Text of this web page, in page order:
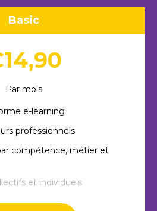
Basic
Par mois
e-learning
professionnels
compétence, métier et
et individuels